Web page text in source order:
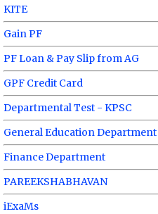
KITE
Gain PF
PF Loan & Pay Slip from AG
GPF Credit Card
Departmental Test - KPSC
General Education Department
Finance Department
PAREEKSHABHAVAN
iExaMs